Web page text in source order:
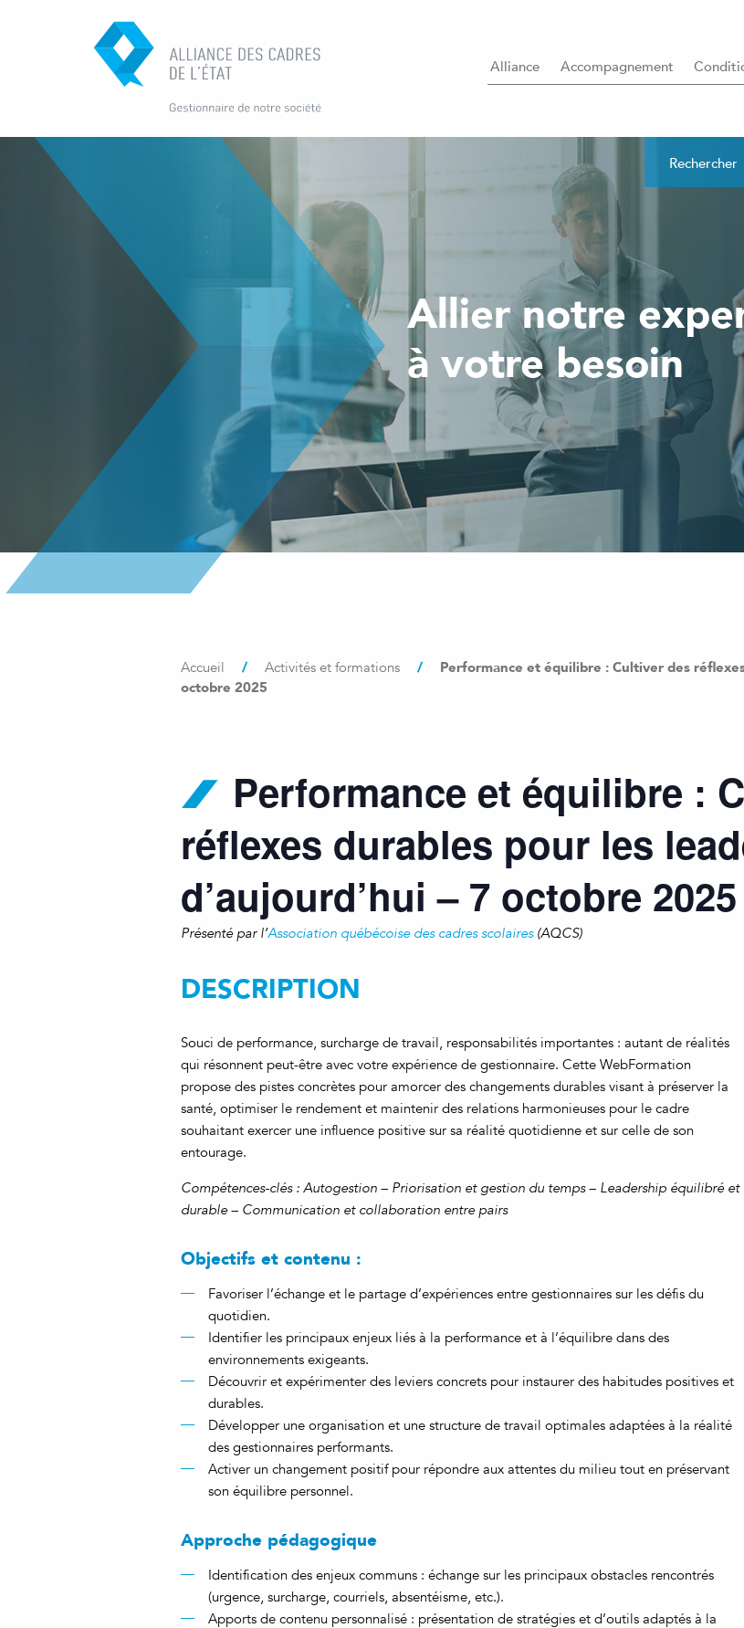
Alliance Accompagnement
Allier notre
à votre besoin
Accueil / Activités et formations /
Performance et équilibre : Cultiver des
octobre 2025
Performance et équilibre :
réflexes durables pour les
d’aujourd’hui – 7 octobre 2025
Présenté par l’Association québécoise des cadres scolaires(AQCS)
DESCRIPTION
Souci de performance, surcharge de travail, responsabilités importantes : autant de réalités
qui résonnent peut-être avec votre expérience de gestionnaire. Cette WebFormation
propose des pistes concrètes pour amorcer des changements durables visant à préserver la
santé, optimiser le rendement et maintenir des relations harmonieuses pour le cadre
souhaitant exercer une influence positive sur sa réalité quotidienne et sur celle de son
entourage.
Compétences-clés : Autogestion – Priorisation et gestion du temps – Leadership équilibré et
durable – Communication et collaboration entre pairs
Objectifs et contenu :
Favoriser l’échange et le partage d’expériences entre gestionnaires sur les défis du
quotidien.
Identifier les principaux enjeux liés à la performance et à l’équilibre dans des
environnements exigeants.
Découvrir et expérimenter des leviers concrets pour instaurer des habitudes positives et
durables.
Développer une organisation et une structure de travail optimales adaptées à la réalité
des gestionnaires performants.
Activer un changement positif pour répondre aux attentes du milieu tout en préservant
son équilibre personnel.
Approche pédagogique
Identification des enjeux communs : échange sur les principaux obstacles rencontrés
(urgence, surcharge, courriels, absentéisme, etc.).
Apports de contenu personnalisé : présentation de stratégies et d’outils adaptés à la